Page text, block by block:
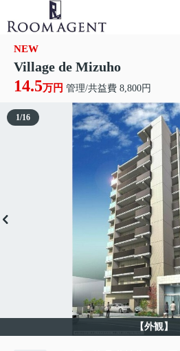
NEW
Village de Mizuho
14.5万円 管理/共益費 8,800円
【外観】
1/16